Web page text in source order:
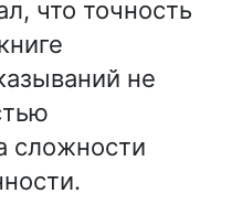
что точность
не
сложности